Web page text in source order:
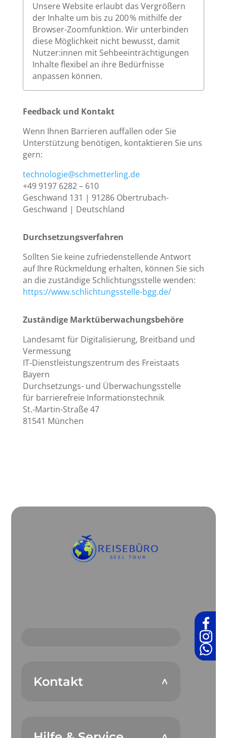
Unsere Website erlaubt das Vergrößern
der Inhalte um bis zu 200 % mithilfe der
Browser-Zoomfunktion. Wir unterbinden
diese Möglichkeit nicht bewusst, damit
Nutzer:innen mit Sehbeeinträchtigungen
Inhalte flexibel an ihre Bedürfnisse
anpassen können.
Feedback und Kontakt
Wenn Ihnen Barrieren auffallen oder Sie
Unterstützung benötigen, kontaktieren Sie uns
gern:
technologie@schmetterling.de
+49 9197 6282 – 610
Geschwand 131 | 91286 Obertrubach-
Geschwand | Deutschland
Durchsetzungsverfahren
Sollten Sie keine zufriedenstellende Antwort
auf Ihre Rückmeldung erhalten, können Sie sich
an die zuständige Schlichtungsstelle wenden:
https://www.schlichtungsstelle-bgg.de/
Zuständige Marktüberwachungsbehöre
Landesamt für Digitalisierung, Breitband und
Vermessung
IT-Dienstleistungszentrum des Freistaats
Bayern
Durchsetzungs- und Überwachungsstelle
für barrierefreie Informationstechnik
St.-Martin-Straße 47
81541 München
Kontakt